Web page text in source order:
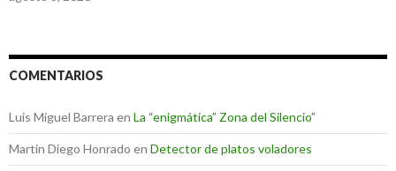
COMENTARIOS
Luis Miguel Barrera en La “enigmática” Zona del Silencio”
Martin Diego Honrado en Detector de platos voladores